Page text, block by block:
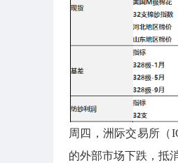
周四，洲际交易所（
的外部市场下跌，抵